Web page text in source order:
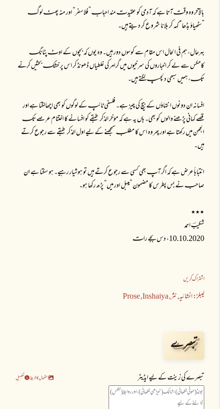
بالآخر وہ وقتـ آتا ہے کہ آدمی کو عقیدتـ مند احبابـ ”فلاسفر“ اور منہ پھٹـ لوگـ
”سٹھیاؤ بڈھا“ کہہ کر بلانا شروع کر دیتے ہیں۔
بہرحال، ہم فی الحال اس مقام سے کوسوں دور ہیں۔ وہ یوں کہ بچوں کے اوٹـ پٹانگـ
کامکس سے لے کر اخباروں کی سرخیوں میں گرامر کی غلطیاں ڈھونڈ کر اس پر خشکـ بحثیں کرنے
تکـ، ہمیں سبھی دلچسپـ لگتے ہیں۔
افسانہ ان دونوں انتہاؤں کے بیچ کی چیز ہے۔ فلسفی ٹائپـ کے لوگوں کو بھی اچھالگتا ہے اور
قصے کہانی پڑھنے والوں کو بھی۔ ہاں یہ ہے کہ مؤخر الذکر طبقے کو افسانے کا اختتام عرصے تکـ
الجھن میں رکھتا ہے اور پھر وہ اس کا مطلبـ سمجھنے کے لیے اول الذکر طبقے سے رجوع کرتے
ہیں۔
انتباہاً عرض ہے کہ اگر آپـ بھی کسی سے رجوع کرتے ہیں تو ہوشیار رہیے۔ ہو سکتا ہے ان
صاحبـ نے بس پطرس کا مضمون ”میبل اور میں“ پڑھ رکھا ہو۔
٭٭٭
شکیبؔ احمد
10.10.2020، دس بجے راتـ
اشتراک کریں
لیبلز:انشائیہ نثرInshaiya
Prose
تبصرے
تبصرے کی زینت کے لیے ایڈیٹر استعمال کا طریقہ تفصیل